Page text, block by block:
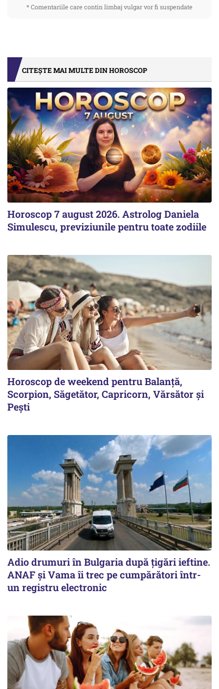
* Comentariile care contin limbaj vulgar vor fi suspendate
CITEȘTE MAI MULTE DIN HOROSCOP
Horoscop 7 august 2026. Astrolog Daniela
Simulescu, previziunile pentru toate zodiile
Horoscop de weekend pentru Balanță,
Scorpion, Săgetător, Capricorn, Vărsător și
Pești
Adio drumuri în Bulgaria după țigări ieftine.
ANAF și Vama îi trec pe cumpărători într-
un registru electronic